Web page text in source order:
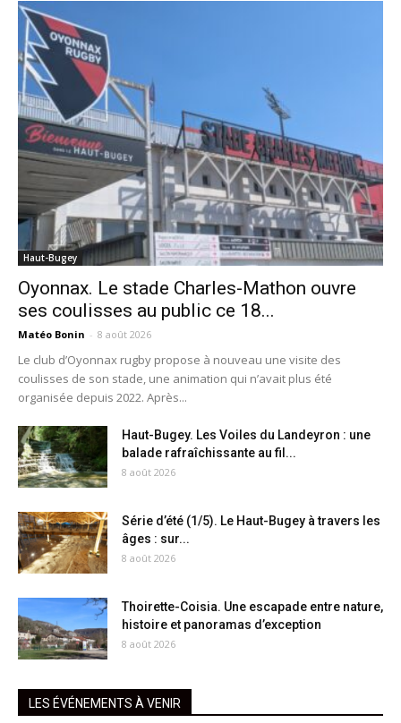
Haut-Bugey
Oyonnax. Le stade Charles-Mathon ouvre
ses coulisses au public ce 18...
Matéo Bonin - 8 août 2026
Le club d’Oyonnax rugby propose à nouveau une visite des
coulisses de son stade, une animation qui n’avait plus été
organisée depuis 2022. Après...
Haut-Bugey. Les Voiles du Landeyron : une
balade rafraîchissante au fil...
8 août 2026
Série d’été (1/5). Le Haut-Bugey à travers les
âges : sur...
8 août 2026
Thoirette-Coisia. Une escapade entre nature,
histoire et panoramas d’exception
8 août 2026
LES ÉVÉNEMENTS À VENIR